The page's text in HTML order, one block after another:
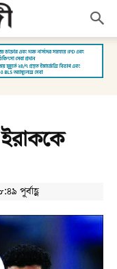
পূর্বাহ্ণ